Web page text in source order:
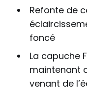
Refonte de
foncé
La capuche
maintenant
venant de